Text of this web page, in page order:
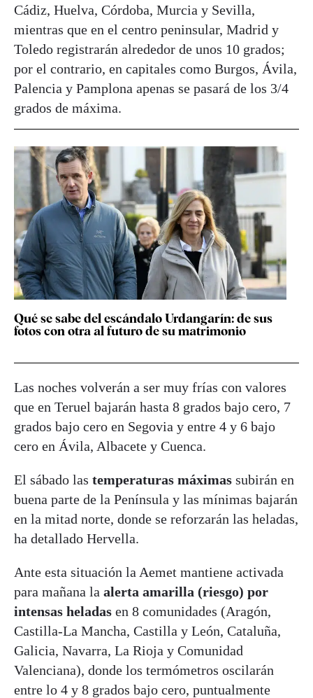
Cádiz, Huelva, Córdoba, Murcia y Sevilla,
mientras que en el centro peninsular, Madrid y
Toledo registrarán alrededor de unos 10 grados;
por el contrario, en capitales como Burgos, Ávila,
Palencia y Pamplona apenas se pasará de los 3/4
grados de máxima.
Qué se sabe del escándalo Urdangarín: de sus
fotos con otra al futuro de su matrimonio
Las noches volverán a ser muy frías con valores
que en Teruel bajarán hasta 8 grados bajo cero, 7
grados bajo cero en Segovia y entre 4 y 6 bajo
cero en Ávila, Albacete y Cuenca.
El sábado las temperaturas máximas subirán en
buena parte de la Península y las mínimas bajarán
en la mitad norte, donde se reforzarán las heladas,
ha detallado Hervella.
Ante esta situación la Aemet mantiene activada
para mañana la alerta amarilla (riesgo) por
intensas heladas en 8 comunidades (Aragón,
Castilla-La Mancha, Castilla y León, Cataluña,
Galicia, Navarra, La Rioja y Comunidad
Valenciana), donde los termómetros oscilarán
entre lo 4 y 8 grados bajo cero, puntualmente